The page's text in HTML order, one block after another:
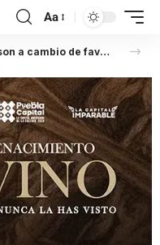
Aa
Programas sociales en Puebla no son a cambio de favores políticos: Artemisa